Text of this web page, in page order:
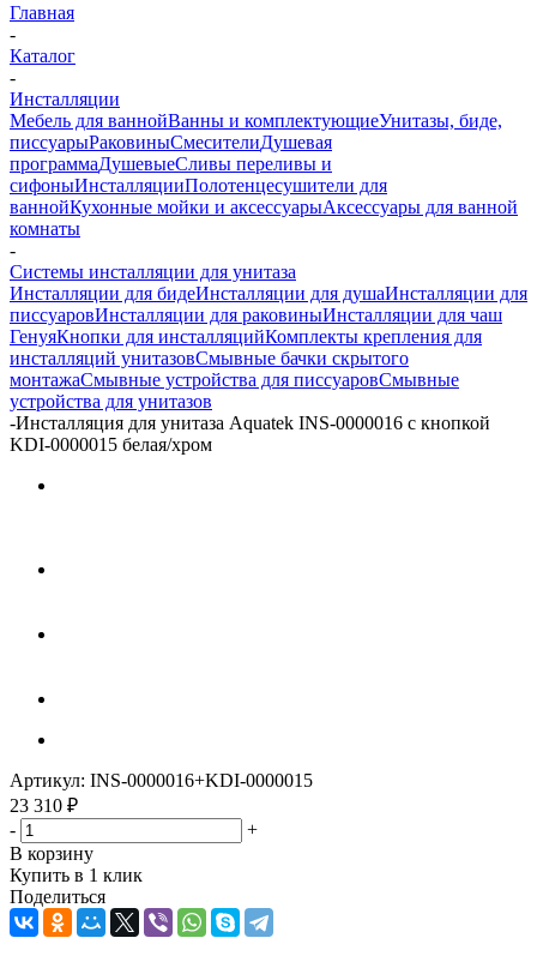
Главная
-
Каталог
-
Инсталляции
Мебель для ваннойВанны и комплектующиеУнитазы, биде,
писсуарыРаковиныСмесителиДушевая
программаДушевыеСливы переливы и
сифоныИнсталляцииПолотенцесушители для
ваннойКухонные мойки и аксессуарыАксессуары для ванной
комнаты
-
Системы инсталляции для унитаза
Инсталляции для бидеИнсталляции для душаИнсталляции для
писсуаровИнсталляции для раковиныИнсталляции для чаш
ГенуяКнопки для инсталляцийКомплекты крепления для
инсталляций унитазовСмывные бачки скрытого
монтажаСмывные устройства для писсуаровСмывные
устройства для унитазов
-Инсталляция для унитаза Aquatek INS-0000016 с кнопкой
KDI-0000015 белая/хром
Артикул: INS-0000016+KDI-0000015
23 310 ₽
-
+
В корзину
Купить в 1 клик
Поделиться